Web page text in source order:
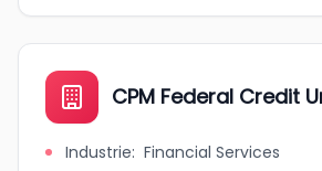
CPM Federal Credit
Industrie: Financial Services